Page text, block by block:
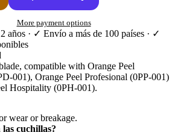
More payment options
años · ✓ Envío a más de 100 países · ✓
compatible with Orange Peel
001), Orange Peel Profesional (0PP-001)
Hospitality (0PH-001).
wear or breakage.
las cuchillas?